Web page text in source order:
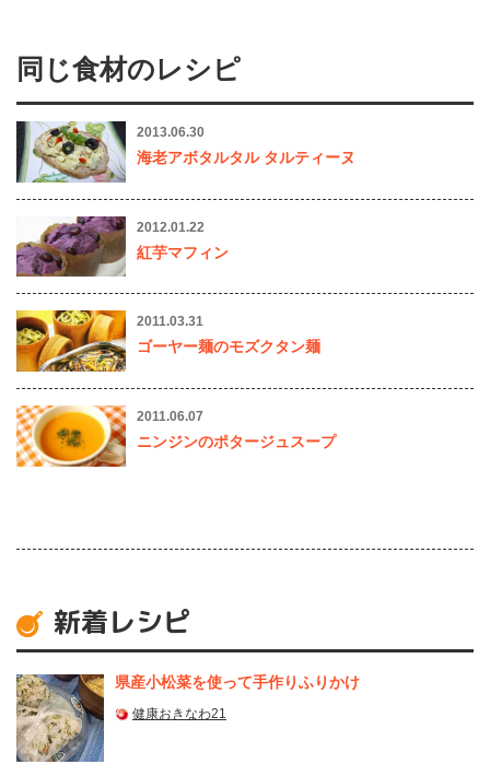
同じ食材のレシピ
2013.06.30
海老アボタルタル タルティーヌ
2012.01.22
紅芋マフィン
2011.03.31
ゴーヤー麺のモズクタン麺
2011.06.07
ニンジンのポタージュスープ
新着レシピ
県産⼩松菜を使って⼿作りふりかけ
健康おきなわ21